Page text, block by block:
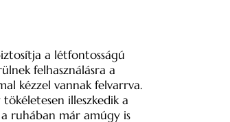
a létfontosságú
felhasználásra a
kézzel vannak felvarrva.
illeszkedik a
ruhában már amúgy is